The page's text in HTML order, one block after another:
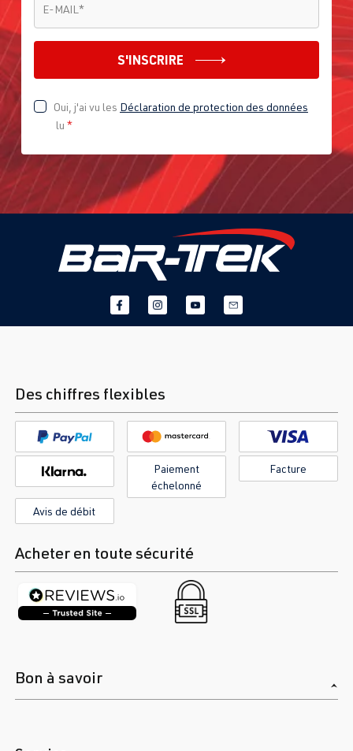
E-MAIL *
S'INSCRIRE
Oui, j'ai vu les Déclaration de protection des données
lu *
Des chiffres flexibles
Paiement
échelonné
Facture
Avis de débit
Acheter en toute sécurité
Bon à savoir